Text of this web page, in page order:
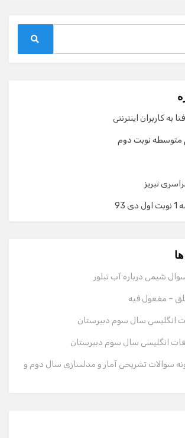
به کاربران اینترنتی
متوسطه نوبت دوم
تبریز
شیمی درباره آب تبلور
– مفعول فیه
انگلیسی سال سوم دبیرستان
انگلیسی سال سوم دبیرستان
سوالات تشریحی آمار و مدلسازی سال دوم و
دستیار هوشمند
گفت‌وگو لطفاً شماره تماس یا ایمیل خود را